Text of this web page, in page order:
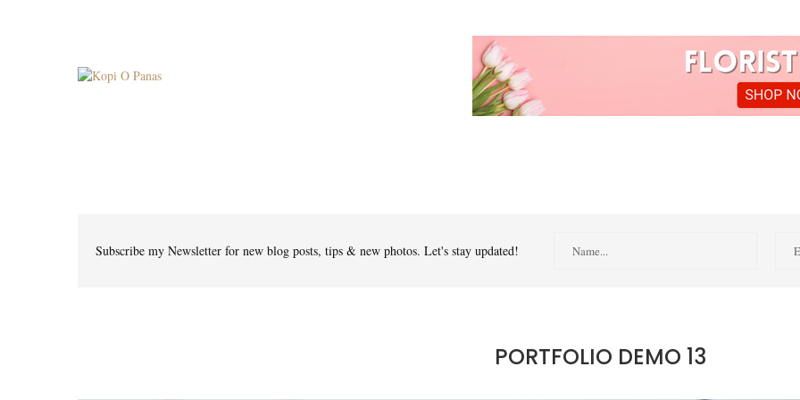
Subscribe my Newsletter for new blog posts, tips & new photos. Let's stay updated!
PORTFOLIO DEMO 13